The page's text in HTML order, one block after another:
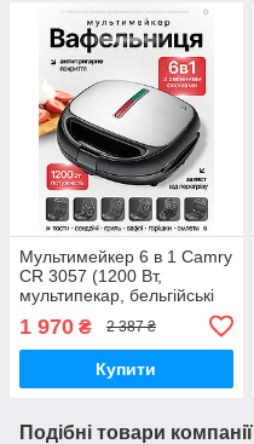
Мультимейкер 6 в 1 Camry
CR 3057 (1200 Вт,
мультипекар, бельгійські
сендвіч)
1 970 ₴ 2 387 ₴
Купити
Подібні товари компанії